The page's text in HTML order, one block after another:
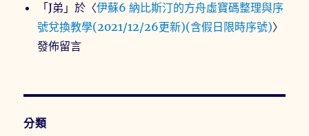
「J弟 」於〈伊蘇6 納比斯汀的方舟虛寶碼整理與序
號兌換教學(2021/12/26更新)(含假日限時序號)〉
發佈留言
分類